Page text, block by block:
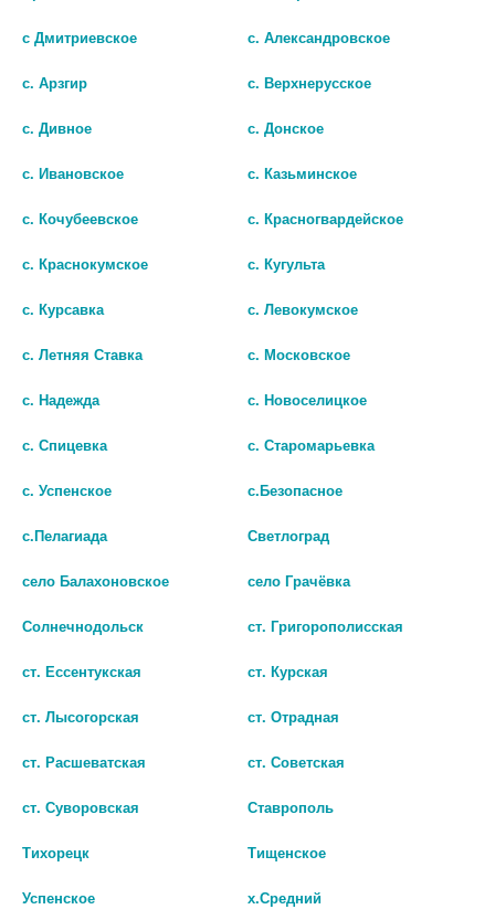
НОЛЬПАЗА 20МГ. №14 ТАБ.
НОЛЬПАЗА 20МГ. №14 ТАБ.
НОЛЬПАЗА 40МГ. №14 ТАБ.
П/О /KRKA/ 6990
ПАНТОПРАЗОЛ КАНОН 20МГ.
№28 ТАБ. П/П/О
с Дмитриевское с. Александровское
с. Арзгир с. Верхнерусское
с. Дивное с. Донское
с. Ивановское с. Казьминское
с. Кочубеевское с. Красногвардейское
с. Краснокумское с. Кугульта
с. Курсавка с. Левокумское
с. Летняя Ставка с. Московское
с. Надежда с. Новоселицкое
с. Спицевка с. Старомарьевка
с. Успенское с.Безопасное
с.Пелагиада Светлоград
село Балахоновское село Грачёвка
Солнечнодольск ст. Григорополисская
ст. Ессентукская ст. Курская
ст. Лысогорская ст. Отрадная
ст. Расшеватская ст. Советская
ст. Суворовская Ставрополь
Тихорецк Тищенское
Успенское х.Средний